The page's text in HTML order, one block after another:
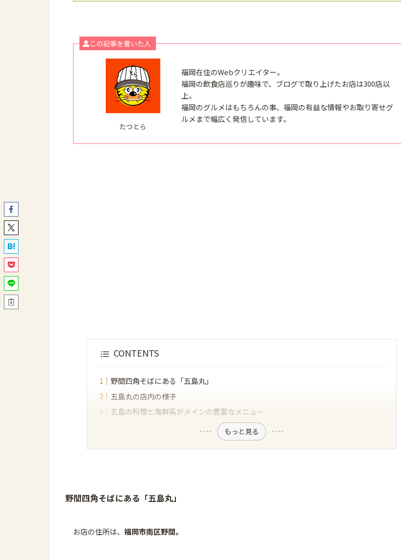
この記事を書いた人
たつとら
福岡在住のWebクリエイター。
福岡の飲食店巡りが趣味で、ブログで取り上げたお店は300店以
上。
福岡のグルメはもちろんの事、福岡の有益な情報やお取り寄せグ
ルメまで幅広く発信しています。
CONTENTS
野間四角そばにある「五島丸」
五島丸の店内の様子
五島の料理と海鮮系がメインの豊富なメニュー
もっと見る
野間四角そばにある「五島丸」
お店の住所は、 福岡市南区野間。